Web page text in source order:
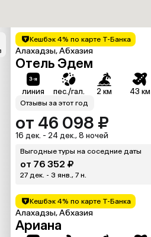
Кешбэк 4% по карте Т-Банка
Алахадзы, Абхазия
Отель Эдем
линия пес./гал. 2 км 43 км
Отзывы за этот год
от 46 098 ₽
16 дек. - 24 дек., 8 ночей
Выгодные туры на соседние даты
от 76 352 ₽
27 дек. - 3 янв., 7 н.
Кешбэк 4% по карте Т-Банка
Алахадзы, Абхазия
Ариана